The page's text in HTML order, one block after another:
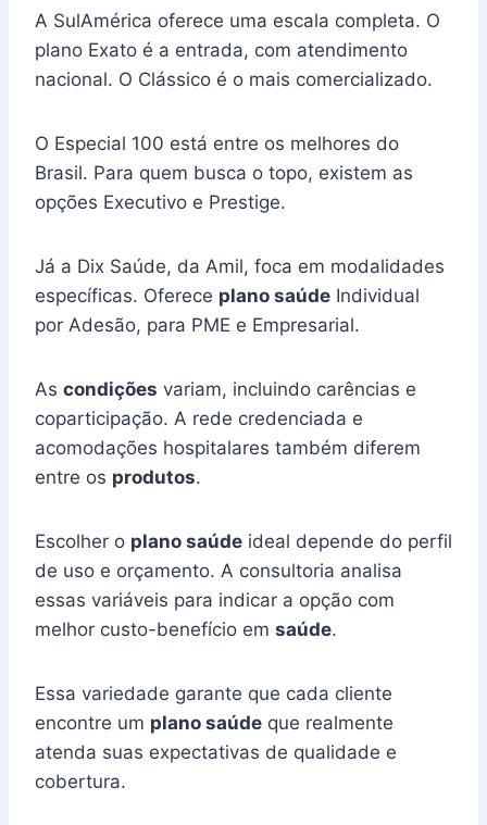
A SulAmérica oferece uma escala completa. O
plano Exato é a entrada, com atendimento
nacional. O Clássico é o mais comercializado.
O Especial 100 está entre os melhores do
Brasil. Para quem busca o topo, existem as
opções Executivo e Prestige.
Já a Dix Saúde, da Amil, foca em modalidades
específicas. Oferece plano saúde Individual
por Adesão, para PME e Empresarial.
As condições variam, incluindo carências e
coparticipação. A rede credenciada e
acomodações hospitalares também diferem
entre os produtos.
Escolher o plano saúde ideal depende do perfil
de uso e orçamento. A consultoria analisa
essas variáveis para indicar a opção com
melhor custo-benefício em saúde.
Essa variedade garante que cada cliente
encontre um plano saúde que realmente
atenda suas expectativas de qualidade e
cobertura.